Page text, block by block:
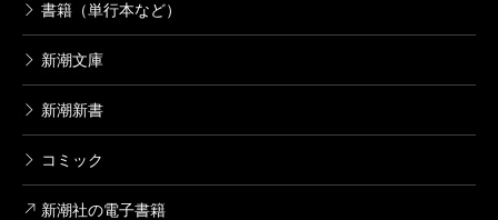
書籍（単行本など）
新潮文庫
新潮新書
コミック
新潮社の電子書籍